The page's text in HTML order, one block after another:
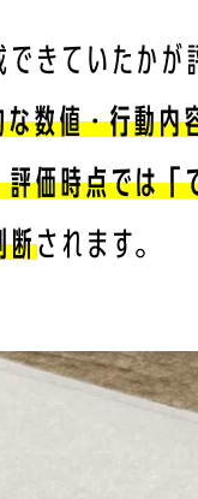
できていたかが
な数値・行動内
評価時点では
断されます。